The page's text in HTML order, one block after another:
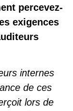
percevez-
exigences
internes
de ces
lors de